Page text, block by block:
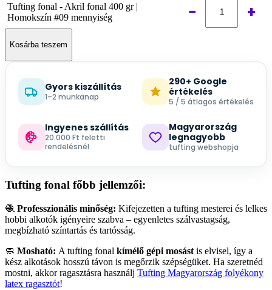
Tufting fonal - Akril fonal 400 gr |
Homokszín #09 mennyiség
− +
Kosárba teszem
Gyors kiszállítás
1–2 munkanap
290+ Google
értékelés
5 / 5 átlagos értékelés
Ingyenes szállítás
20.000 Ft feletti
rendelésnél
Magyarország
legnagyobb
tufting webshopja
Tufting fonal főbb jellemzői:
🧶 Professzionális minőség: Kifejezetten a tufting mesterei és lelkes
hobbi alkotók igényeire szabva – egyenletes szálvastagság,
megbízható színtartás és tartósság.
🧼 Mosható: A tufting fonal kímélő gépi mosást is elvisel, így a
kész alkotások hosszú távon is megőrzik szépségüket. Ha szeretnéd
mostni, akkor ragasztásra használj Tufting Magyarország folyékony
latex ragasztót!